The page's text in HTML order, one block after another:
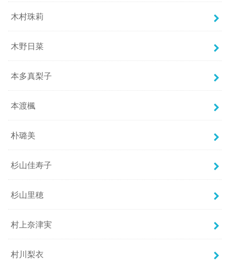
木村珠莉
木野日菜
本多真梨子
本渡楓
朴璐美
杉山佳寿子
杉山里穂
村上奈津実
村川梨衣